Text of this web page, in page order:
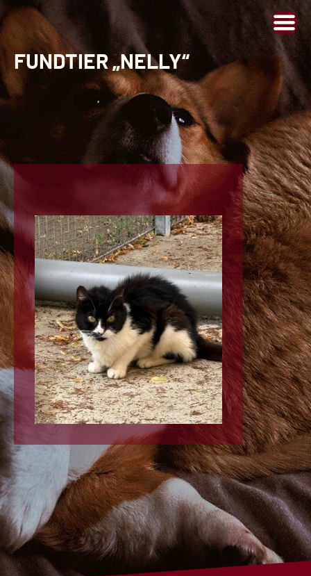
FUNDTIER „NELLY“